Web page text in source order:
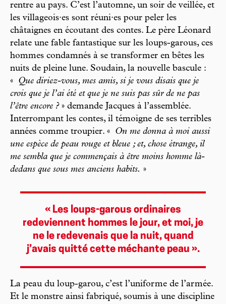
rentre au pays. C’est l’automne, un soir de veillée, et
les villageois·es sont réuni·es pour peler les
châtaignes en écoutant des contes. Le père Léonard
relate une fable fantastique sur les loups-garous, ces
hommes condamnés à se transformer en bêtes les
nuits de pleine lune. Soudain, la nouvelle bascule :
«
Que diriez-vous, mes amis, si je vous disais que je
crois que je l’ai été et que je ne suis pas sûr de ne pas
l’être encore ?» demande Jacques à l’assemblée.
Interrompant les contes, il témoigne de ses terribles
années comme troupier. «
On me donna à moi aussi
une espèce de peau rouge et bleue ; et, chose étrange, il
me sembla que je commençais à être moins homme là-
dedans que sous mes anciens habits. »
« Les loups-­garous ordinaires
redeviennent hommes le jour, et moi, je
ne le redevenais que la nuit, quand
j’avais quitté cette méchante peau ».
La peau du loup-garou, c’est l’uniforme de l’armée.
Et le monstre ainsi fabriqué, soumis à une discipline